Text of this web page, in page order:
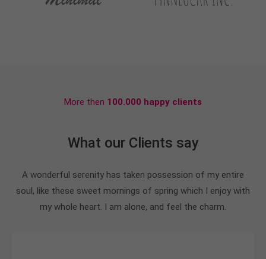
More then 100.000 happy clients
What our Clients say
A wonderful serenity has taken possession of my entire
soul, like these sweet mornings of spring which I enjoy with
my whole heart. I am alone, and feel the charm.